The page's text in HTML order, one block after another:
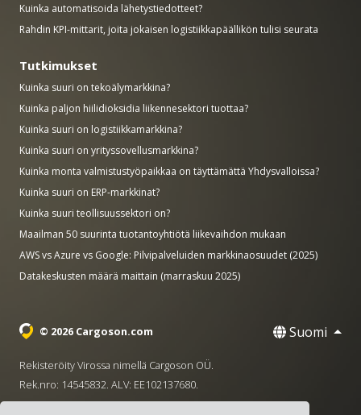
Kuinka automatisoida lähetystiedotteet?
Rahdin KPI-mittarit, joita jokaisen logistiikkapäällikön tulisi seurata
Tutkimukset
Kuinka suuri on tekoälymarkkina?
Kuinka paljon hiilidioksidia liikennesektori tuottaa?
Kuinka suuri on logistiikkamarkkina?
Kuinka suuri on yrityssovellusmarkkina?
Kuinka monta valmistustyöpaikkaa on täyttämättä Yhdysvalloissa?
Kuinka suuri on ERP-markkinat?
Kuinka suuri teollisuussektori on?
Maailman 50 suurinta tuotantoyhtiötä liikevaihdon mukaan
AWS vs Azure vs Google: Pilvipalveluiden markkinaosuudet (2025)
Datakeskusten määrä maittain (marraskuu 2025)
© 2026 Cargoson.com Suomi
Rekisteröity Virossa nimellä Cargoson OÜ.
Rek.nro: 14545832. ALV: EE102137680.